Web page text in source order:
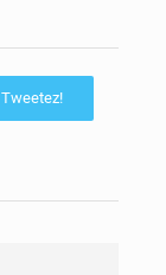
Tweetez!